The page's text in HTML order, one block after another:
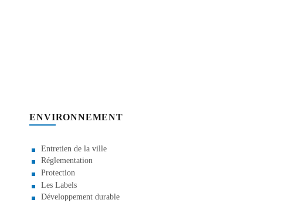
ENVIRONNEMENT
Entretien de la ville
Réglementation
Protection
Les Labels
Développement durable